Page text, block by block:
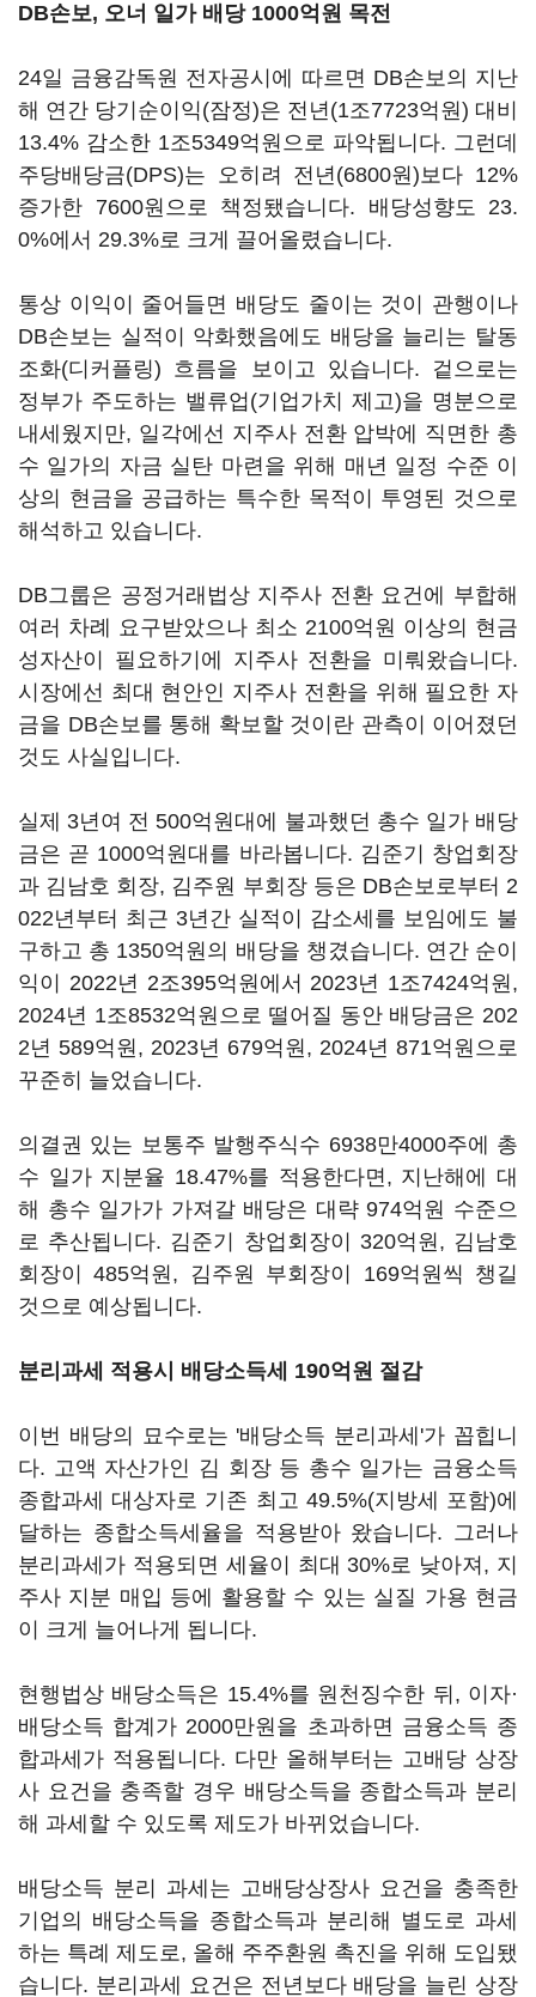
DB손보, 오너 일가 배당 1000억원 목전
24일 금융감독원 전자공시에 따르면 DB손보의 지난
해 연간 당기순이익(잠정)은 전년(1조7723억원) 대비
13.4% 감소한 1조5349억원으로 파악됩니다. 그런데
주당배당금(DPS)는 오히려 전년(6800원)보다 12%
증가한 7600원으로 책정됐습니다. 배당성향도 23.
0%에서 29.3%로 크게 끌어올렸습니다.
통상 이익이 줄어들면 배당도 줄이는 것이 관행이나
DB손보는 실적이 악화했음에도 배당을 늘리는 탈동
조화(디커플링) 흐름을 보이고 있습니다. 겉으로는
정부가 주도하는 밸류업(기업가치 제고)을 명분으로
내세웠지만, 일각에선 지주사 전환 압박에 직면한 총
수 일가의 자금 실탄 마련을 위해 매년 일정 수준 이
상의 현금을 공급하는 특수한 목적이 투영된 것으로
해석하고 있습니다.
DB그룹은 공정거래법상 지주사 전환 요건에 부합해
여러 차례 요구받았으나 최소 2100억원 이상의 현금
성자산이 필요하기에 지주사 전환을 미뤄왔습니다.
시장에선 최대 현안인 지주사 전환을 위해 필요한 자
금을 DB손보를 통해 확보할 것이란 관측이 이어졌던
것도 사실입니다.
실제 3년여 전 500억원대에 불과했던 총수 일가 배당
금은 곧 1000억원대를 바라봅니다. 김준기 창업회장
과 김남호 회장, 김주원 부회장 등은 DB손보로부터 2
022년부터 최근 3년간 실적이 감소세를 보임에도 불
구하고 총 1350억원의 배당을 챙겼습니다. 연간 순이
익이 2022년 2조395억원에서 2023년 1조7424억원,
2024년 1조8532억원으로 떨어질 동안 배당금은 202
2년 589억원, 2023년 679억원, 2024년 871억원으로
꾸준히 늘었습니다.
의결권 있는 보통주 발행주식수 6938만4000주에 총
수 일가 지분율 18.47%를 적용한다면, 지난해에 대
해 총수 일가가 가져갈 배당은 대략 974억원 수준으
로 추산됩니다. 김준기 창업회장이 320억원, 김남호
회장이 485억원, 김주원 부회장이 169억원씩 챙길
것으로 예상됩니다.
분리과세 적용시 배당소득세 190억원 절감
이번 배당의 묘수로는 '배당소득 분리과세'가 꼽힙니
다. 고액 자산가인 김 회장 등 총수 일가는 금융소득
종합과세 대상자로 기존 최고 49.5%(지방세 포함)에
달하는 종합소득세율을 적용받아 왔습니다. 그러나
분리과세가 적용되면 세율이 최대 30%로 낮아져, 지
주사 지분 매입 등에 활용할 수 있는 실질 가용 현금
이 크게 늘어나게 됩니다.
현행법상 배당소득은 15.4%를 원천징수한 뒤, 이자·
배당소득 합계가 2000만원을 초과하면 금융소득 종
합과세가 적용됩니다. 다만 올해부터는 고배당 상장
사 요건을 충족할 경우 배당소득을 종합소득과 분리
해 과세할 수 있도록 제도가 바뀌었습니다.
배당소득 분리 과세는 고배당상장사 요건을 충족한
기업의 배당소득을 종합소득과 분리해 별도로 과세
하는 특례 제도로, 올해 주주환원 촉진을 위해 도입됐
습니다. 분리과세 요건은 전년보다 배당을 늘린 상장